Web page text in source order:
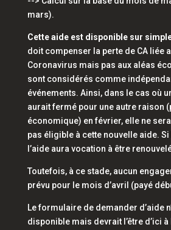
mars).
Cette aide est disponible sur
doit compenser la perte de CA liée
Coronavirus mais pas aux aléas
sont considérés comme
événements. Ainsi, dans le cas où
aurait fermé pour une autre raison
économique) en février, elle ne
pas éligible à cette nouvelle aide.
l’aide aura vocation à être
Toutefois, à ce stade, aucun
prévu pour le mois d’avril (payé
Le formulaire de demander d’aide
disponible mais devrait l’être d’ici